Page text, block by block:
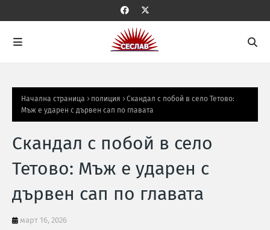
Начална страница полиция
Скандал с побой в село Тетово:
Мъж е ударен с дървен сап по главата
Скандал с побой в село
Тетово: Мъж е ударен с
дървен сап по главата
март 16, 2026